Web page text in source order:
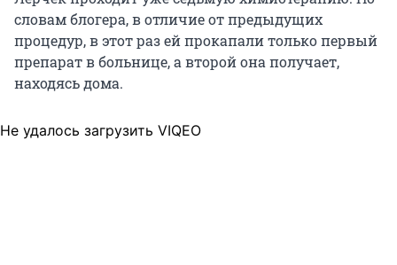
словам блогера, в отличие от предыдущих
процедур, в этот раз ей прокапали только первый
препарат в больнице, а второй она получает,
находясь дома.
Не удалось загрузить VIQEO